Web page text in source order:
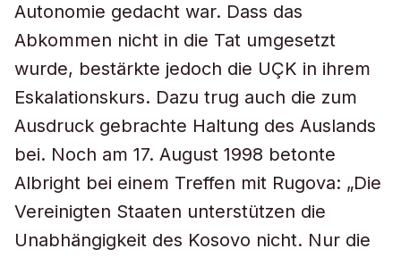
Autonomie gedacht war. Dass das
Abkommen nicht in die Tat umgesetzt
wurde, bestärkte jedoch die UÇK in ihrem
Eskalationskurs. Dazu trug auch die zum
Ausdruck gebrachte Haltung des Auslands
bei. Noch am 17. August 1998 betonte
Albright bei einem Treffen mit Rugova: „Die
Vereinigten Staaten unterstützen die
Unabhängigkeit des Kosovo nicht. Nur die